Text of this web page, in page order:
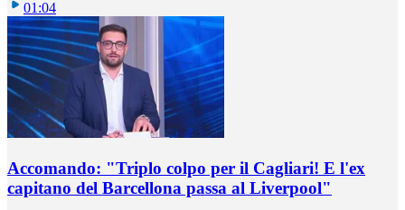
01:04
Accomando: "Triplo colpo per il Cagliari! E l'ex
capitano del Barcellona passa al Liverpool"